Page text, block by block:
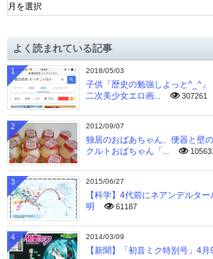
ー
ブよく読まれている記事
2018/05/03
子供「歴史の勉強しよっと^_^
二次美少女エロ画...
307261
1
2012/09/07
独居のおばあちゃん、便器と壁
クルトおばちゃん「...
2
2015/06/27
【科学】4代前にネアンデルタ
明
61187
3
2014/03/09
【新聞】「初音ミク特別号」4
4